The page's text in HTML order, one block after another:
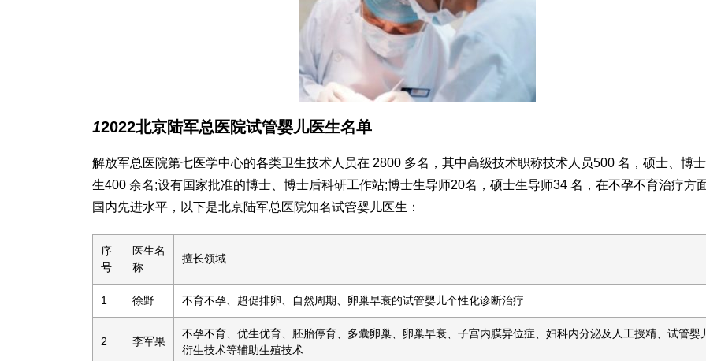
12022北京陆军总医院试管婴儿医生名单
解放军总医院第七医学中心的各类卫生技术人员在 2800 多名，其中高级技术职称技术人员500 名，硕士、博
生400 余名;设有国家批准的博士、博士后科研工作站;博士生导师20名，硕士生导师34 名，在不孕不育治疗方
国内先进水平，以下是北京陆军总医院知名试管婴儿医生：
序
号
医生名
称
擅长领域
1 徐野 不育不孕、超促排卵、自然周期、卵巢早衰的试管婴儿个性化诊断治疗
2 李军果
不孕不育、优生优育、胚胎停育、多囊卵巢、卵巢早衰、子宫内膜异位症、妇科内分泌及人工授精、试管婴
衍生技术等辅助生殖技术